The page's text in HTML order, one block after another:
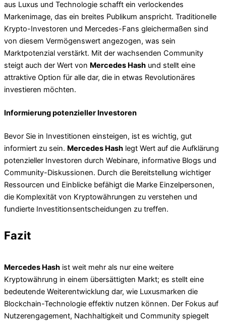
aus Luxus und Technologie schafft ein verlockendes
Markenimage, das ein breites Publikum anspricht. Traditionelle
Krypto-Investoren und Mercedes-Fans gleichermaßen sind
von diesem Vermögenswert angezogen, was sein
Marktpotenzial verstärkt. Mit der wachsenden Community
steigt auch der Wert von Mercedes Hash und stellt eine
attraktive Option für alle dar, die in etwas Revolutionäres
investieren möchten.
Informierung potenzieller Investoren
Bevor Sie in Investitionen einsteigen, ist es wichtig, gut
informiert zu sein. Mercedes Hash legt Wert auf die Aufklärung
potenzieller Investoren durch Webinare, informative Blogs und
Community-Diskussionen. Durch die Bereitstellung wichtiger
Ressourcen und Einblicke befähigt die Marke Einzelpersonen,
die Komplexität von Kryptowährungen zu verstehen und
fundierte Investitionsentscheidungen zu treffen.
Fazit
Mercedes Hash ist weit mehr als nur eine weitere
Kryptowährung in einem übersättigten Markt; es stellt eine
bedeutende Weiterentwicklung dar, wie Luxusmarken die
Blockchain-Technologie effektiv nutzen können. Der Fokus auf
Nutzerengagement, Nachhaltigkeit und Community spiegelt